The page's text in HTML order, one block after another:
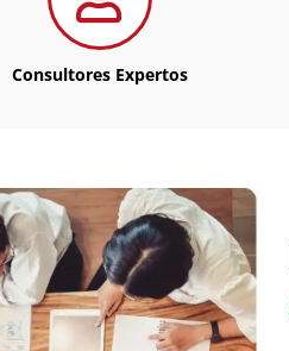
Consultores Expertos